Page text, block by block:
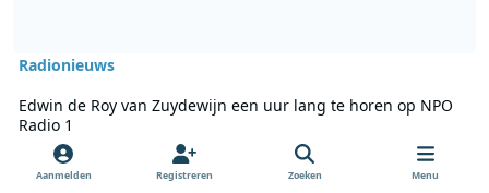
Radionieuws
Edwin de Roy van Zuydewijn een uur lang te horen op NPO
Radio 1
Edwin de Roy van Zuydewijn is aanstaande
donderdagochtend één van de gasten in het AVROTROS-
Aanmelden Registreren Zoeken Menu